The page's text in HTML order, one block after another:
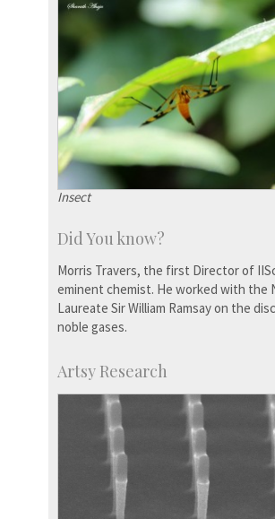
Insect
Did You know?
Morris Travers, the first Director of
eminent chemist. He worked with the
Laureate Sir William Ramsay on the
noble gases.
Artsy Research